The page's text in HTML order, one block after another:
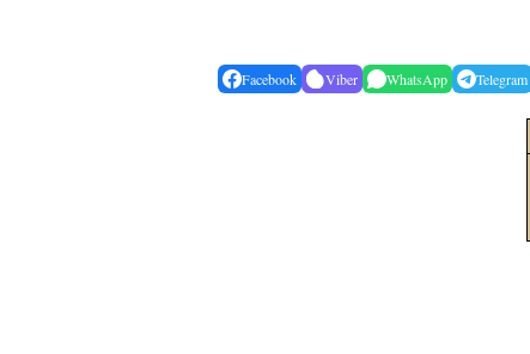
Facebook Viber WhatsApp Telegram